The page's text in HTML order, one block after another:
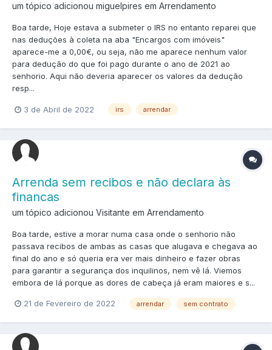
um tópico adicionou miguelpires em Arrendamento
Boa tarde, Hoje estava a submeter o IRS no entanto reparei que
nas deduções à coleta na aba "Encargos com imóveis"
aparece-me a 0,00€, ou seja, não me aparece nenhum valor
para dedução do que foi pago durante o ano de 2021 ao
senhorio. Aqui não deveria aparecer os valores da dedução
resp...
3 de Abril de 2022 irs arrendar
Arrenda sem recibos e não declara às
financas
um tópico adicionou Visitante em Arrendamento
Boa tarde, estive a morar numa casa onde o senhorio não
passava recibos de ambas as casas que alugava e chegava ao
final do ano e só queria era ver mais dinheiro e fazer obras
para garantir a segurança dos inquilinos, nem vê lá. Viemos
embora de lá porque as dores de cabeça já eram maiores e s...
21 de Fevereiro de 2022 arrendar sem contrato